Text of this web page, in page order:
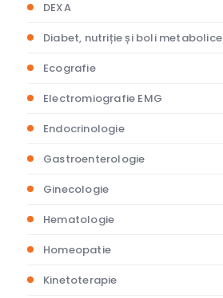
DEXA
Diabet, nutriție și boli metabolice
Ecografie
Electromiografie EMG
Endocrinologie
Gastroenterologie
Ginecologie
Hematologie
Homeopatie
Kinetoterapie